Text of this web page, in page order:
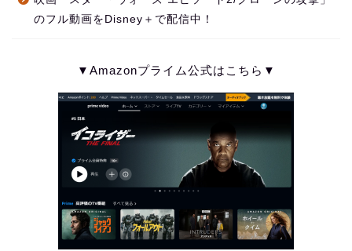
のフル動画をDisney＋で配信中！
▼Amazonプライム公式はこちら▼